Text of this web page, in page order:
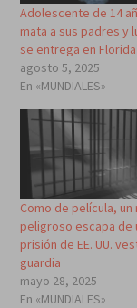
Adolescente de 14
mata a sus padres y
se entrega en Florida
agosto 5, 2025
En «MUNDIALES»
Como de película, un
peligroso escapa de
prisión de EE. UU.
guardia
mayo 28, 2025
En «MUNDIALES»